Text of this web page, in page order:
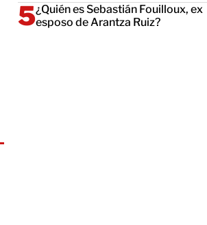
¿Quién es Sebastián Fouilloux, ex
esposo de Arantza Ruiz?